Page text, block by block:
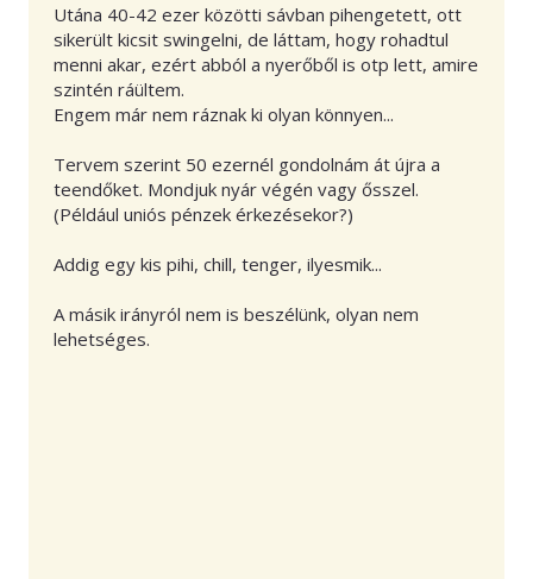
Utána 40-42 ezer közötti sávban pihengetett, ott
sikerült kicsit swingelni, de láttam, hogy rohadtul
menni akar, ezért abból a nyerőből is otp lett, amire
szintén ráültem.
Engem már nem ráznak ki olyan könnyen...
Tervem szerint 50 ezernél gondolnám át újra a
teendőket. Mondjuk nyár végén vagy ősszel.
(Például uniós pénzek érkezésekor?)
Addig egy kis pihi, chill, tenger, ilyesmik...
A másik irányról nem is beszélünk, olyan nem
lehetséges.